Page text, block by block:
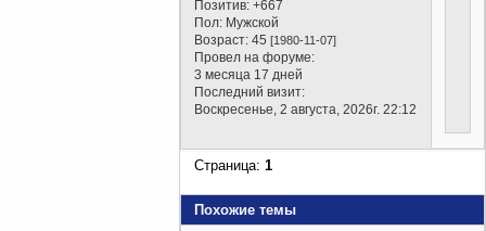
Позитив: +667
Пол: Мужской
Возраст: 45[1980-11-07]
Провел на форуме:
3 месяца 17 дней
Последний визит:
Воскресенье, 2 августа, 2026г. 22:12
Страница:1
Похожие темы